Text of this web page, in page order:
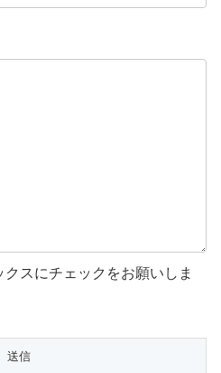
スにチェックをお願いしま